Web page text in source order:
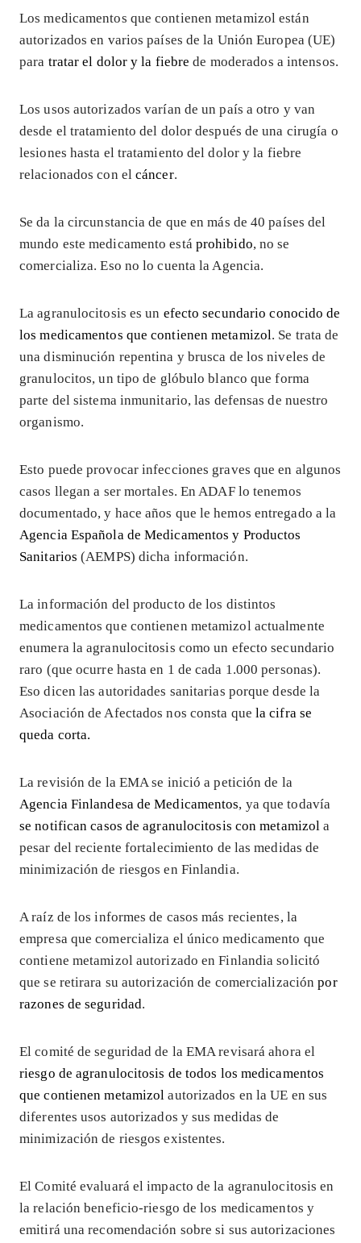
Los medicamentos que contienen metamizol están
autorizados en varios países de la Unión Europea (UE)
para tratar el dolor y la fiebre de moderados a intensos.
Los usos autorizados varían de un país a otro y van
desde el tratamiento del dolor después de una cirugía o
lesiones hasta el tratamiento del dolor y la fiebre
relacionados con elcáncer.
Se da la circunstancia de que en más de 40 países del
mundo este medicamento está prohibido, no se
comercializa. Eso no lo cuenta la Agencia.
La agranulocitosis es un efecto secundario conocido de
los medicamentos que contienen metamizol. Se trata de
una disminución repentina y brusca de los niveles de
granulocitos, un tipo de glóbulo blanco que forma
parte del sistema inmunitario, las defensas de nuestro
organismo.
Esto puede provocar infecciones graves que en algunos
casos llegan a ser mortales. En ADAF lo tenemos
documentado, y hace años que le hemos entregado a la
Agencia Española de Medicamentos y Productos
Sanitarios (AEMPS) dicha información.
La información del producto de los distintos
medicamentos que contienen metamizol actualmente
enumera la agranulocitosis como un efecto secundario
raro (que ocurre hasta en 1 de cada 1.000 personas).
Eso dicen las autoridades sanitarias porque desde la
Asociación de Afectados nos consta que la cifra se
queda corta.
La revisión de la EMA se inició a petición de la
Agencia Finlandesa de Medicamentos, ya que todavía
se notifican casos de agranulocitosis con metamizol a
pesar del reciente fortalecimiento de las medidas de
minimización de riesgos en Finlandia.
A raíz de los informes de casos más recientes, la
empresa que comercializa el único medicamento que
contiene metamizol autorizado en Finlandia solicitó
que se retirara su autorización de comercializaciónpor
razones de seguridad.
El comité de seguridad de la EMA revisará ahora el
riesgo de agranulocitosis de todos los medicamentos
que contienen metamizol autorizados en la UE en sus
diferentes usos autorizados y sus medidas de
minimización de riesgos existentes.
El Comité evaluará el impacto de la agranulocitosis en
la relación beneficio-riesgo de los medicamentos y
emitirá una recomendación sobre si sus autorizaciones